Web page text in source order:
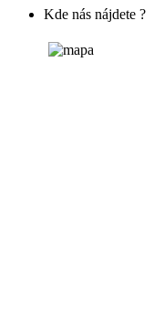
Kde nás nájdete ?